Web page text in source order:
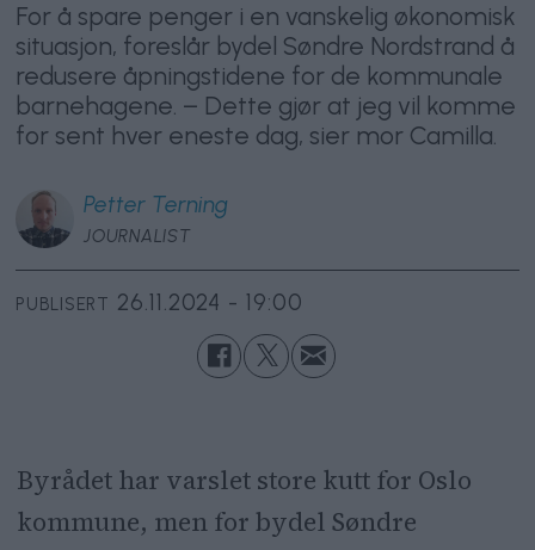
For å spare penger i en vanskelig økonomisk
situasjon, foreslår bydel Søndre Nordstrand å
redusere åpningstidene for de kommunale
barnehagene. – Dette gjør at jeg vil komme
for sent hver eneste dag, sier mor Camilla.
Petter Terning
JOURNALIST
PUBLISERT 26.11.2024 - 19:00
Byrådet har varslet store kutt for Oslo
kommune, men for bydel Søndre